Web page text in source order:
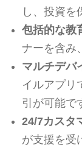
し、投資を
包括的な教
ナーを含み
マルチデバ
イルアプリ
引が可能で
24/7カスタ
が支援を受